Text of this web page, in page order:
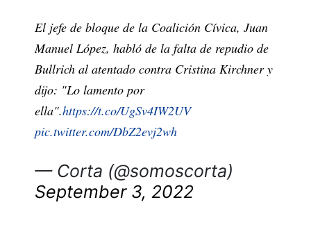
El jefe de bloque de la Coalición Cívica, Juan
Manuel López, habló de la falta de repudio de
Bullrich al atentado contra Cristina Kirchner y
dijo: "Lo lamento por
ella".https://t.co/UgSv4IW2UV
pic.twitter.com/DbZ2evj2wh
— Corta (@somoscorta)
September 3, 2022